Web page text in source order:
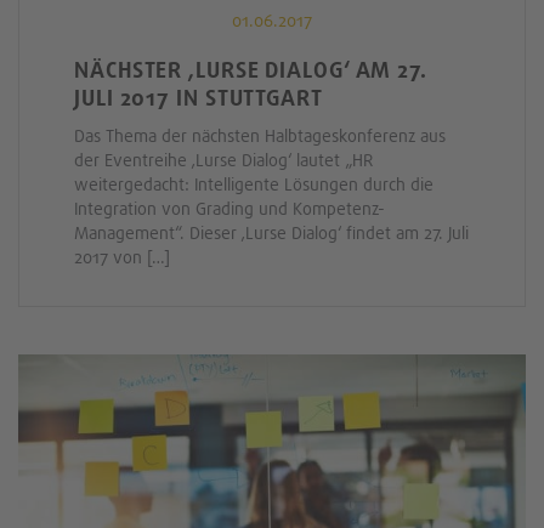
01.06.2017
NÄCHSTER ‚LURSE DIALOG‘ AM 27.
JULI 2017 IN STUTTGART
Das Thema der nächsten Halbtageskonferenz aus
der Eventreihe ‚Lurse Dialog‘ lautet „HR
weitergedacht: Intelligente Lösungen durch die
Integration von Grading und Kompetenz-
Management“. Dieser ‚Lurse Dialog‘ findet am 27. Juli
2017 von […]